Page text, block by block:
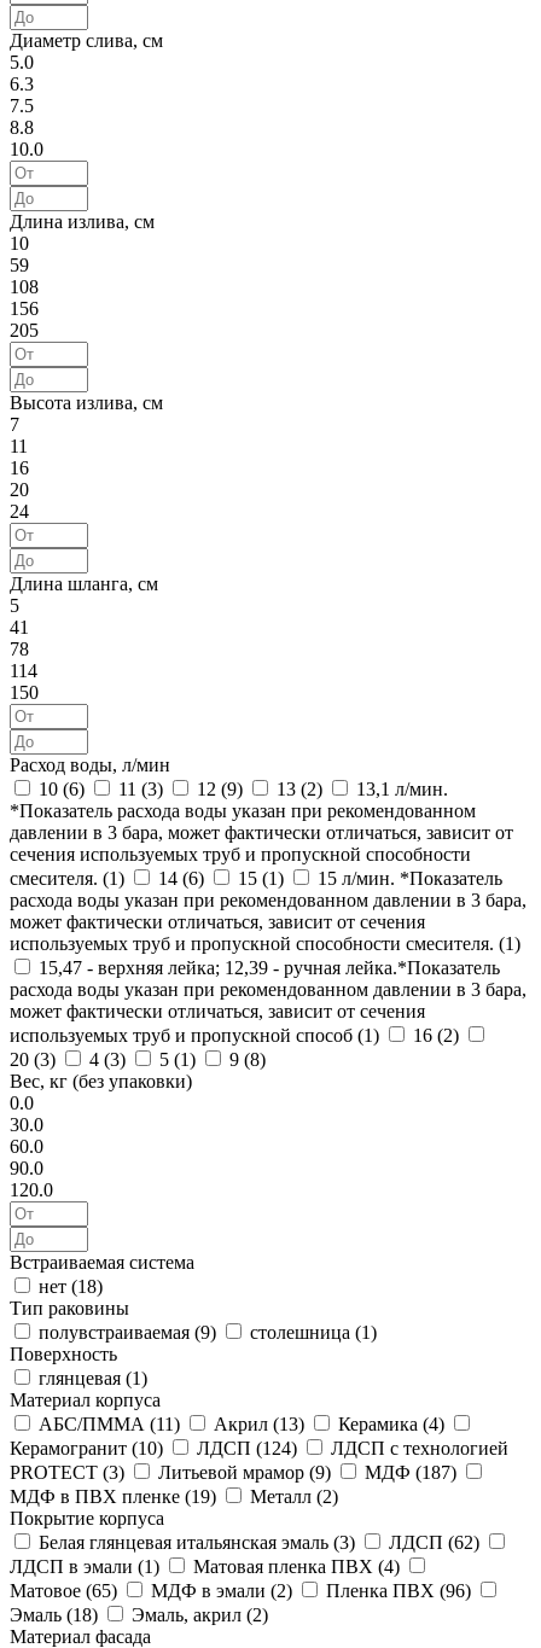
Диаметр слива, см
5.0
6.3
7.5
8.8
10.0
Длина излива, см
10
59
108
156
205
Высота излива, см
7
11
16
20
24
Длина шланга, см
5
41
78
114
150
Расход воды, л/мин
10 (6) 11 (3) 12 (9) 13 (2)
13,1 л/мин.
*Показатель расхода воды указан при рекомендованном
давлении в 3 бара, может фактически отличаться, зависит от
сечения используемых труб и пропускной способности
смесителя. (1) 14 (6) 15 (1)
15 л/мин. *Показатель
расхода воды указан при рекомендованном давлении в 3 бара,
может фактически отличаться, зависит от сечения
используемых труб и пропускной способности смесителя. (1)
15,47 - верхняя лейка; 12,39 - ручная лейка.*Показатель
расхода воды указан при рекомендованном давлении в 3 бара,
может фактически отличаться, зависит от сечения
используемых труб и пропускной способ (1) 16 (2)
20 (3) 4 (3) 5 (1) 9 (8)
Вес, кг (без упаковки)
0.0
30.0
60.0
90.0
120.0
Встраиваемая система
нет (18)
Тип раковины
полувстраиваемая (9) столешница (1)
Поверхность
глянцевая (1)
Материал корпуса
АБС/ПММА (11) Акрил (13) Керамика (4)
Керамогранит (10) ЛДСП (124)
ЛДСП с технологией
PROTECT (3) Литьевой мрамор (9) МДФ (187)
МДФ в ПВХ пленке (19) Металл (2)
Покрытие корпуса
Белая глянцевая итальянская эмаль (3) ЛДСП (62)
ЛДСП в эмали (1) Матовая пленка ПВХ (4)
Матовое (65) МДФ в эмали (2) Пленка ПВХ (96)
Эмаль (18) Эмаль, акрил (2)
Материал фасада